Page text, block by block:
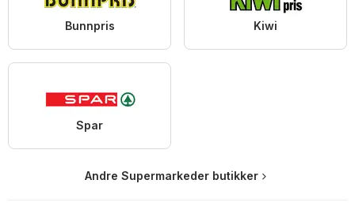
Bunnpris Kiwi
Spar
Andre Supermarkeder butikker